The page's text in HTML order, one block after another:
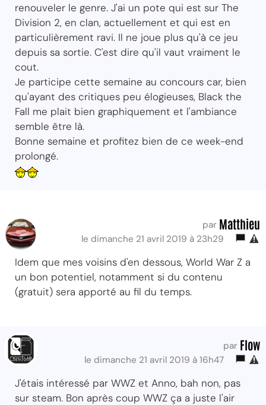
renouveler le genre. J'ai un pote qui est sur The
Division 2, en clan, actuellement et qui est en
particulièrement ravi. Il ne joue plus qu'à ce jeu
depuis sa sortie. C'est dire qu'il vaut vraiment le
cout.
Je participe cette semaine au concours car, bien
qu'ayant des critiques peu élogieuses, Black the
Fall me plait bien graphiquement et l'ambiance
semble être là.
Bonne semaine et profitez bien de ce week-end
prolongé.
par Matthieu
le dimanche 21 avril 2019 à 23h29
Idem que mes voisins d'en dessous, World War Z a
un bon potentiel, notamment si du contenu
(gratuit) sera apporté au fil du temps.
par Flow
le dimanche 21 avril 2019 à 16h47
J'étais intéressé par WWZ et Anno, bah non, pas
sur steam. Bon après coup WWZ ça a juste l'air